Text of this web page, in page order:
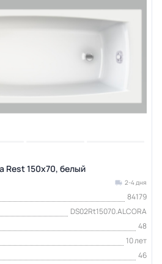
Rest 150х70, белый
2-4 дня
84179
DS02Rt15070.ALCORA
48
10 лет
46